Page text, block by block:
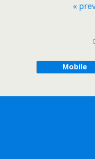
«
Mobile